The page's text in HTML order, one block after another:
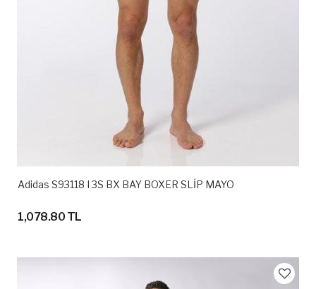
Adidas S93118 I 3S BX BAY BOXER SLİP MAYO
1,078.80 TL